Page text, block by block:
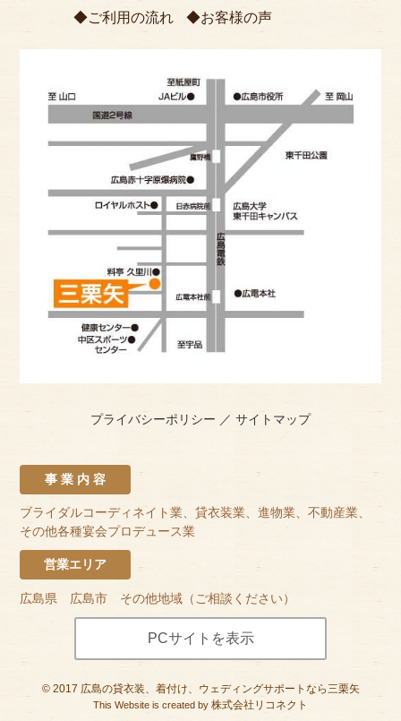
ご利用の流れ
お客様の声
プライバシーポリシー ／ サイトマップ
事 業 内 容
ブライダルコーディネイト業、貸衣装業、進物業、不動産業、
その他各種宴会プロデュース業
営業エリア
広島県 広島市 その他地域（ご相談ください）
PCサイトを表示
© 2017 広島の貸衣装、着付け、ウェディングサポートなら三栗矢
This Website is created by 株式会社リコネクト